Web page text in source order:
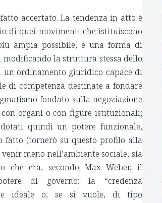
accertato. La tendenza in atto è
di quei movimenti che istituiscono
ampia possibile, e una forma di
la struttura stessa dello
un ordinamento giuridico capace di
di competenza destinate a fondare
fondato sulla negoziazione
organi o con figure istituzionali;
quindi un potere funzionale,
fatto (tornerò su questo profilo alla
meno nell’ambiente sociale, sia
che era, secondo Max Weber, il
di governo: la “credenza
ideale o, se si vuole, di tipo